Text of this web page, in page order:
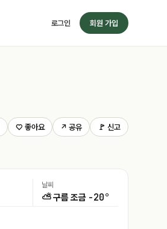
로그인 회원 가입
♡ 좋아요 ↗ 공유 🚩 신고
날씨
⛅ 구름 조금 -20°